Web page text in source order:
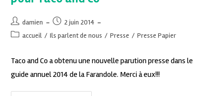
damien
2 juin 2014
accueil / Ils parlent de nous / Presse / Presse Papier
Taco and Co a obtenu une nouvelle parution presse dans le
guide annuel 2014 de la Farandole. Merci à eux!!!